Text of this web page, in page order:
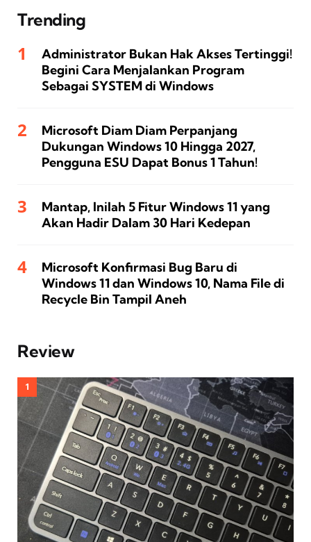
Trending
Administrator Bukan Hak Akses Tertinggi!
Begini Cara Menjalankan Program
Sebagai SYSTEM di Windows
Microsoft Diam Diam Perpanjang
Dukungan Windows 10 Hingga 2027,
Pengguna ESU Dapat Bonus 1 Tahun!
Mantap, Inilah 5 Fitur Windows 11 yang
Akan Hadir Dalam 30 Hari Kedepan
Microsoft Konfirmasi Bug Baru di
Windows 11 dan Windows 10, Nama File di
Recycle Bin Tampil Aneh
Review